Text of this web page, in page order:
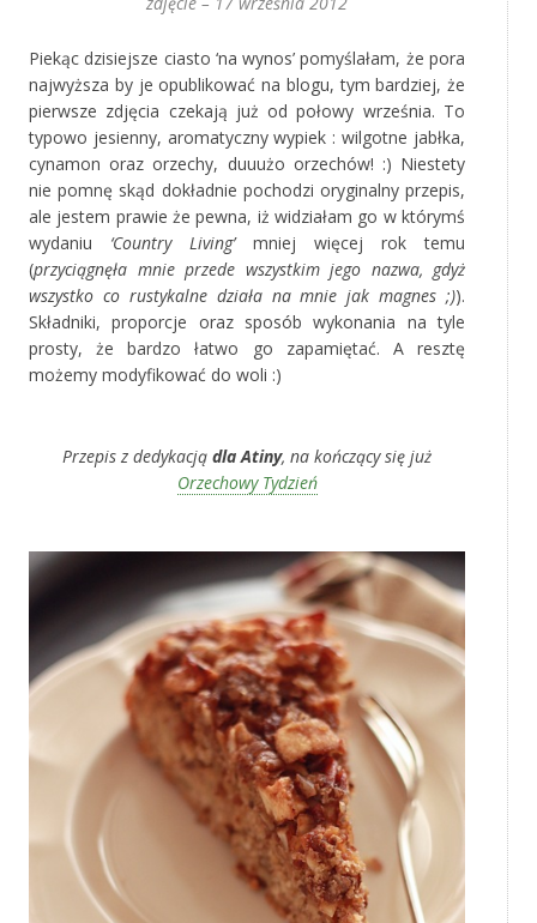
Piekąc dzisiejsze ciasto ‘na wynos’ pomyślałam, że pora
najwyższa by je opublikować na blogu, tym bardziej, że
pierwsze zdjęcia czekają już od połowy września. To
typowo jesienny, aromatyczny wypiek : wilgotne jabłka,
cynamon oraz orzechy, duuużo orzechów! :) Niestety
nie pomnę skąd dokładnie pochodzi oryginalny przepis,
ale jestem prawie że pewna, iż widziałam go w którymś
wydaniu ‘Country Living’ mniej więcej rok temu
(przyciągnęła mnie przede wszystkim jego nazwa, gdyż
wszystko co rustykalne działa na mnie jak magnes ;)).
Składniki, proporcje oraz sposób wykonania na tyle
prosty, że bardzo łatwo go zapamiętać. A resztę
możemy modyfikować do woli :)
Przepis z dedykacją dla Atiny, na kończący się już
Orzechowy Tydzień